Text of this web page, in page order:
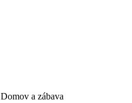
Domov a zábava